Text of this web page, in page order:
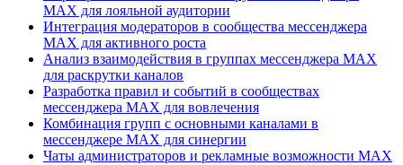
MAX для лояльной аудитории
Интеграция модераторов в сообщества мессенджера
MAX для активного роста
Анализ взаимодействия в группах мессенджера MAX
для раскрутки каналов
Разработка правил и событий в сообществах
мессенджера MAX для вовлечения
Комбинация групп с основными каналами в
мессенджере MAX для синергии
Чаты администраторов и рекламные возможности MAX